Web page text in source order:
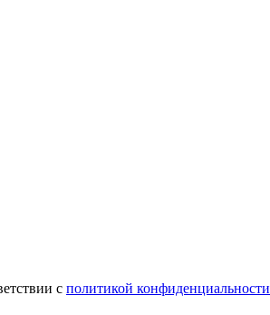
с политикой конфиденциальности